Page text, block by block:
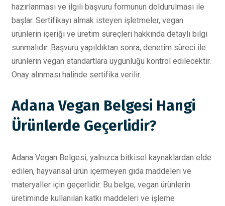
hazırlanması ve ilgili başvuru formunun doldurulması ile
başlar. Sertifikayı almak isteyen işletmeler, vegan
ürünlerin içeriği ve üretim süreçleri hakkında detaylı bilgi
sunmalıdır. Başvuru yapıldıktan sonra, denetim süreci ile
ürünlerin vegan standartlara uygunluğu kontrol edilecektir.
Onay alınması halinde sertifika verilir.
Adana Vegan Belgesi Hangi
Ürünlerde Geçerlidir?
Adana Vegan Belgesi, yalnızca bitkisel kaynaklardan elde
edilen, hayvansal ürün içermeyen gıda maddeleri ve
materyaller için geçerlidir. Bu belge, vegan ürünlerin
üretiminde kullanılan katkı maddeleri ve işleme